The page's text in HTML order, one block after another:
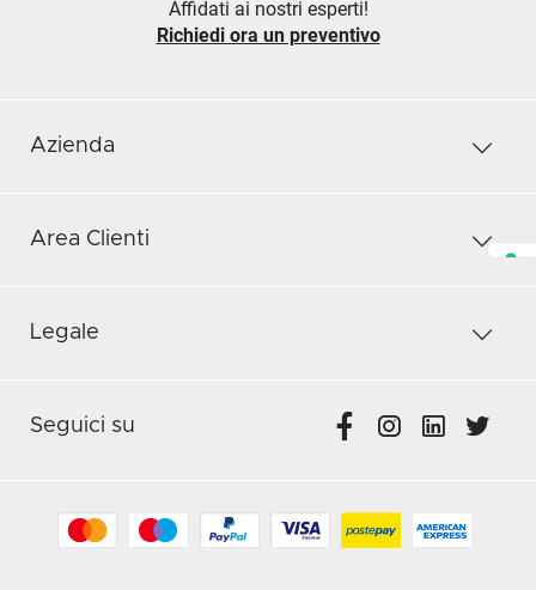
Affidati ai nostri esperti!
Richiedi ora un preventivo
Azienda
Area Clienti
Legale
Seguici su